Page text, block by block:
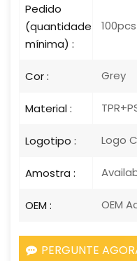
Pedido
(quantidade
mínima) :
100pcs
Cor : Grey
Material :
Logotipo : Logo
Amostra :
OEM : OEM
PERGUNTE